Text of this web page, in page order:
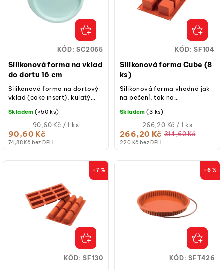
d
u
k
ů
Silikonová forma na vklad
do dortu 16 cm
74,88 Kč bez DPH
90,60 Kč
Měrná
cena:
90,60 Kč / 1 ks
Skladem (>50 ks)
Silikonová forma na dortový
vklad (cake insert), kulatý
silikon, hladký povrch,
vhodná...
KÓD:SC2065
Silikonová forma Cube (8
ks)
220 Kč bez DPH
266,20 Kč 314,60 Kč
Měrná
cena:
266,20 Kč / 1 ks
Skladem (3 ks)
Silikonová forma vhodná jak
na pečení, tak na
KÓD: SF104
–7 %
KÓD: SF130
–6 %
KÓD:SFT426